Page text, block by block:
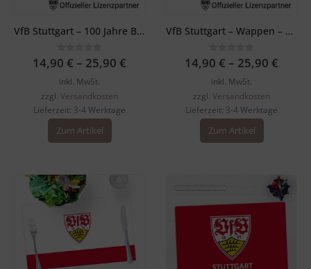
VfB Stuttgart – 100 Jahre Brustring – Napfunterlage
0 out of 5
14,90 € – 25,90 €
inkl. MwSt.
zzgl. Versandkosten
Lieferzeit: 3-4 Werktage
Zum Artikel
Dieses
Produkt
auf
der
VfB Stuttgart – Wappen – Napfunterlage Rot
0 out of 5
14,90 € – 25,90 €
inkl. MwSt.
zzgl. Versandkosten
Lieferzeit: 3-4 Werktage
Zum Artikel
Dieses
Produkt
Varianten
auf.
können